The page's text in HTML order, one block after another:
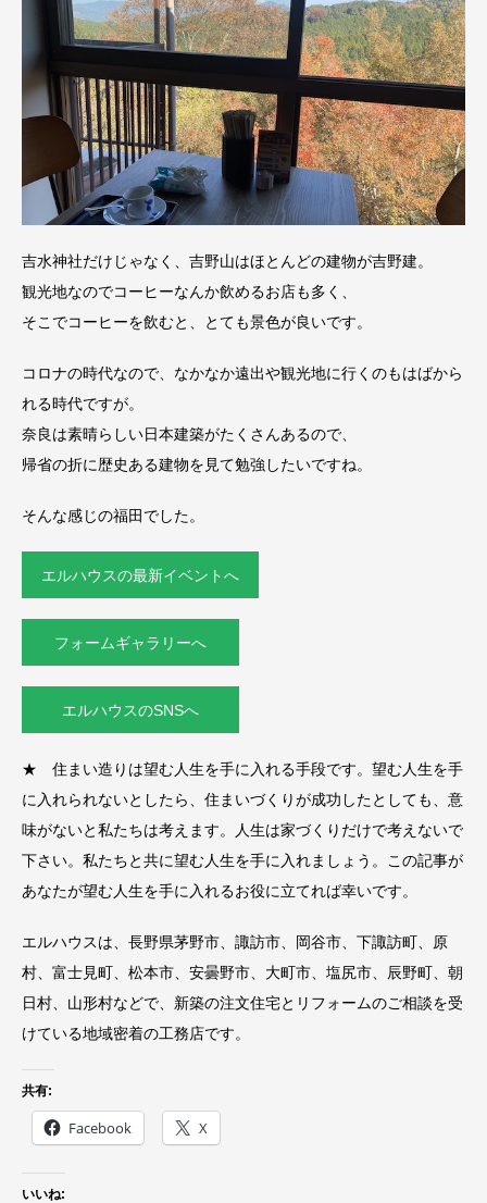
吉水神社だけじゃなく、吉野山はほとんどの建物が吉野建。
観光地なのでコーヒーなんか飲めるお店も多く、
そこでコーヒーを飲むと、とても景色が良いです。
コロナの時代なので、なかなか遠出や観光地に行くのもはばから
れる時代ですが。
奈良は素晴らしい日本建築がたくさんあるので、
帰省の折に歴史ある建物を見て勉強したいですね。
そんな感じの福田でした。
エルハウスの最新イベントへ
フォームギャラリーへ
エルハウスのSNSへ
★ 住まい造りは望む人生を手に入れる手段です。望む人生を手
に入れられないとしたら、住まいづくりが成功したとしても、意
味がないと私たちは考えます。人生は家づくりだけで考えないで
下さい。私たちと共に望む人生を手に入れましょう。この記事が
あなたが望む人生を手に入れるお役に立てれば幸いです。
エルハウスは、長野県茅野市、諏訪市、岡谷市、下諏訪町、原
村、富士見町、松本市、安曇野市、大町市、塩尻市、辰野町、朝
日村、山形村などで、新築の注文住宅とリフォームのご相談を受
けている地域密着の工務店です。
共有:
Facebook X
いいね: